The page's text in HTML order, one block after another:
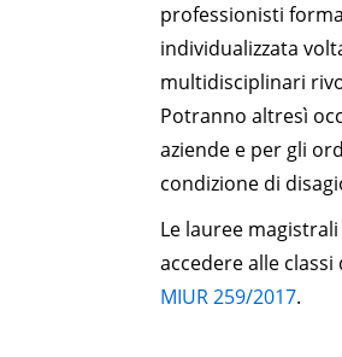
professionisti
individualizzata
multidisciplinari
Potranno altresì
aziende e per gli
condizione di
Le lauree
accedere alle
MIUR 259/2017.